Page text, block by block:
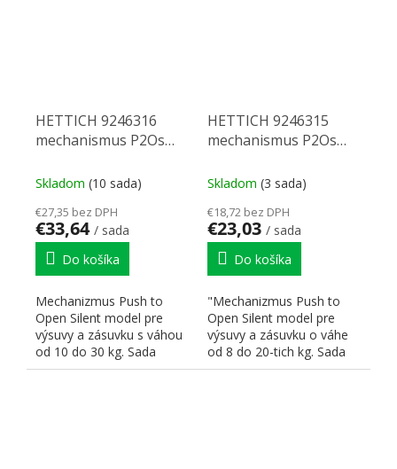
HETTICH 9246316
mechanismus P2Os
30 kg
Skladom (10 sada)
€27,35 bez DPH
€33,64 / sada
Do košíka
Mechanizmus Push to
Open Silent model pre
výsuvy a zásuvku s váhou
od 10 do 30 kg. Sada
obsahuje ľavý a pravý...
HETTICH 9246315
mechanismus P2Os
kg
Skladom (3 sada)
€18,72 bez DPH
€23,03 / sada
Do košíka
"Mechanizmus Push to
Open Silent model pre
výsuvy a zásuvku o váhe
od 8 do 20-tich kg. Sada
obsahuje ľavý a pravý...